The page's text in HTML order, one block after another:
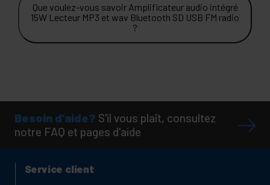
Que voulez-vous savoir Amplificateur audio intégré
15W Lecteur MP3 et wav Bluetooth SD USB FM radio
?
Besoin d'aide? S'il vous plaît, consultez
notre FAQ et pages d'aide
Service client